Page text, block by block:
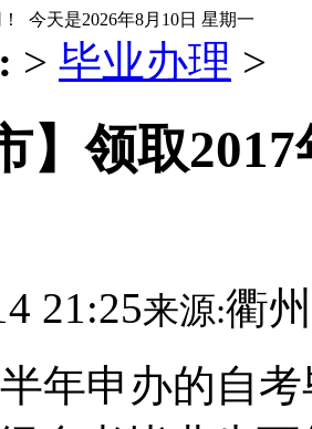
今天是2026年8月10日 星期一
> 毕业办理 >
】领取
21:25来源:衢
年申办的自